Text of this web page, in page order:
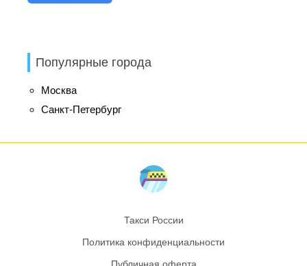
Популярные города
Москва
Санкт-Петербург
Такси России
Политика конфиденциальности